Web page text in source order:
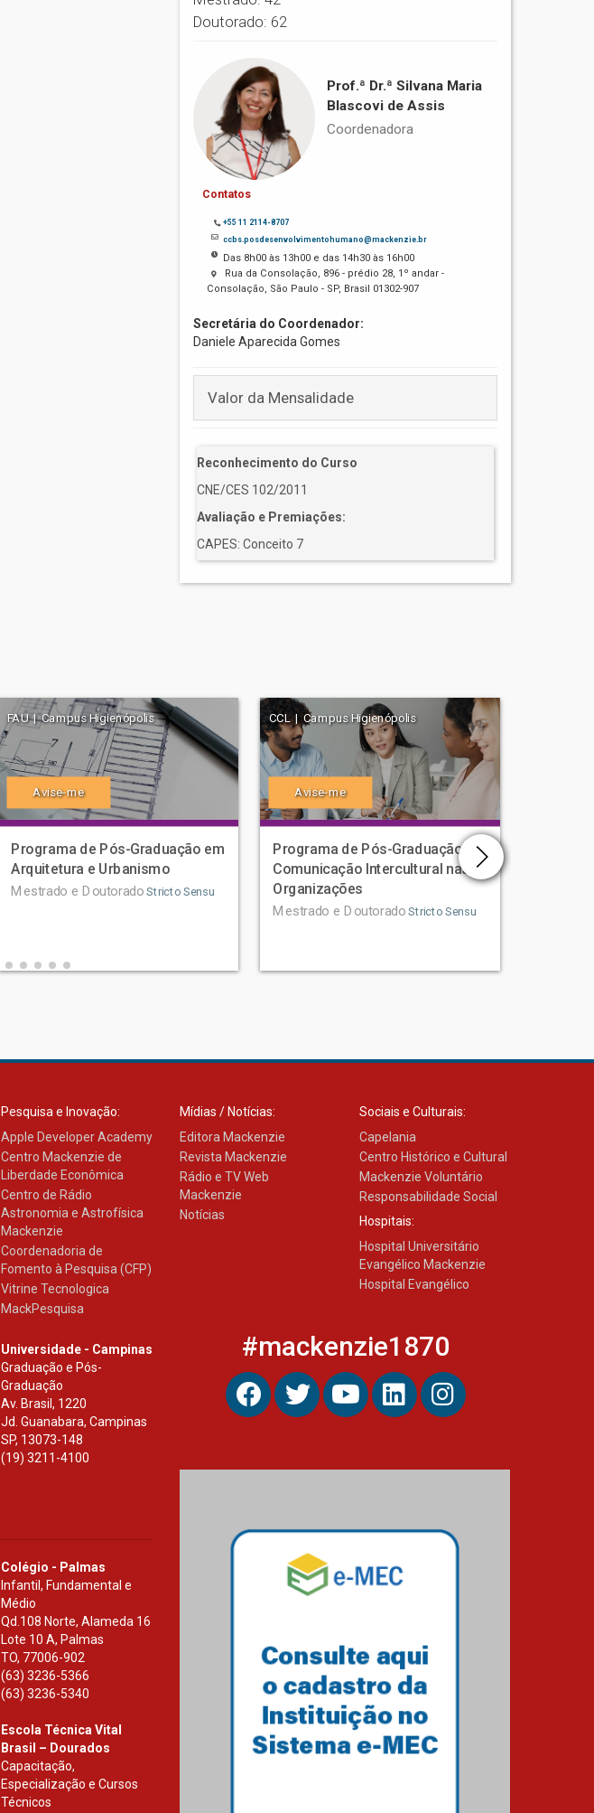
Doutorado: 62
Prof.ª Dr.ª Silvana Maria
Blascovi de Assis
Coordenadora
Contatos
+55 11 2114-8707
ccbs.posdesenvolvimentohumano@mackenzie.br
Das 8h00 às 13h00 e das 14h30 às 16h00
Rua da Consolação, 896 - prédio 28, 1º andar -
Consolação, São Paulo - SP, Brasil 01302-907
Secretária do Coordenador:
Daniele Aparecida Gomes
Valor da Mensalidade
Reconhecimento do Curso
CNE/CES 102/2011
Avaliação e Premiações:
CAPES: Conceito 7
FAU | Campus Higienópolis
Avise-me
Programa de Pós-Graduação em
Arquitetura e Urbanismo
Mestrado e Doutorado Stricto Sensu
CCL | Campus Higienópolis
Avise-me
Programa de Pós-Graduação em
Comunicação Intercultural nas
Organizações
Mestrado e Doutorado Stricto Sensu
Pesquisa e Inovação:
Apple Developer Academy
Centro Mackenzie de
Liberdade Econômica
Centro de Rádio
Astronomia e Astrofísica
Mackenzie
Coordenadoria de
Fomento à Pesquisa (CFP)
Vitrine Tecnologica
MackPesquisa
Mídias / Notícias:
Editora Mackenzie
Revista Mackenzie
Rádio e TV Web
Mackenzie
Notícias
Sociais e Culturais:
Capelania
Centro Histórico e Cultural
Mackenzie Voluntário
Responsabilidade Social
Hospitais:
Hospital Universitário
Evangélico Mackenzie
Hospital Evangélico
Universidade - Campinas
Graduação e Pós-
Graduação
Av. Brasil, 1220
Jd. Guanabara, Campinas
SP, 13073-148
(19) 3211-4100
Colégio - Palmas
Infantil, Fundamental e
Médio
Qd.108 Norte, Alameda 16
Lote 10 A, Palmas
TO, 77006-902
(63) 3236-5366
(63) 3236-5340
Escola Técnica Vital
Brasil – Dourados
Capacitação,
Especialização e Cursos
Técnicos
#mackenzie1870